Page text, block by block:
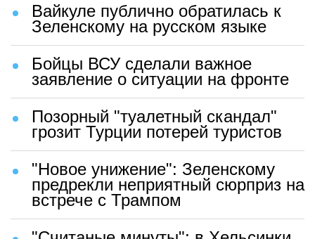
Вайкуле публично обратилась к
Зеленскому на русском языке
Бойцы ВСУ сделали важное
заявление о ситуации на фронте
Позорный "туалетный скандал"
грозит Турции потерей туристов
"Новое унижение": Зеленскому
предрекли неприятный сюрприз на
встрече с Трампом